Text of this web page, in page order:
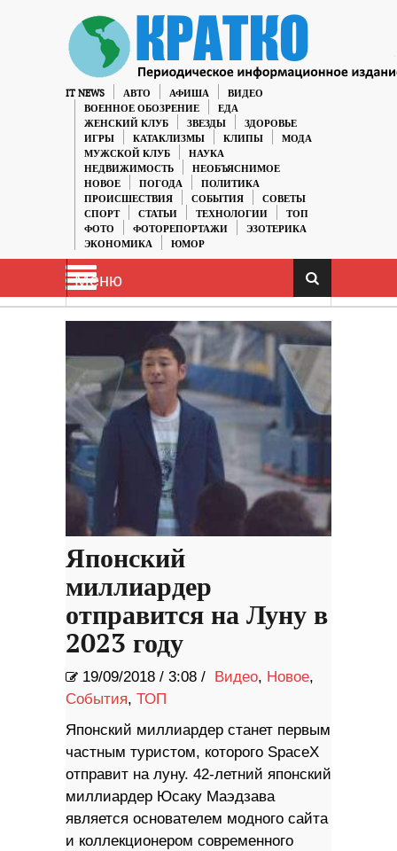
IT NEWS АВТО АФИША
ВИДЕО
ВОЕННОЕ ОБОЗРЕНИЕ
ЕДА
ЖЕНСКИЙ КЛУБ
ЗВЕЗДЫ
ЗДОРОВЬЕ
ИГРЫ
КАТАКЛИЗМЫ КЛИПЫ
МОДА
МУЖСКОЙ КЛУБ
НАУКА
НЕДВИЖИМОСТЬ
НЕОБЪЯСНИМОЕ
НОВОЕ
ПОГОДА
ПОЛИТИКА
ПРОИСШЕСТВИЯ
СОБЫТИЯ
СОВЕТЫ
СПОРТ
СТАТЬИ ТЕХНОЛОГИИ
ТОП
ФОТО
ФОТОРЕПОРТАЖИ
ЭЗОТЕРИКА
ЭКОНОМИКА
ЮМОР
Меню
Японский
миллиардер
отправится на Луну в
2023 году
19/09/2018 / 3:08 / Видео, Новое,
События, ТОП
Японский миллиардер станет первым
частным туристом, которого SpaceX
отправит на луну. 42-летний японский
миллиардер Юсаку Маэдзава
является основателем модного сайта
и коллекционером современного